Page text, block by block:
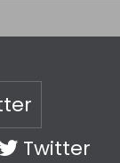
Twitter